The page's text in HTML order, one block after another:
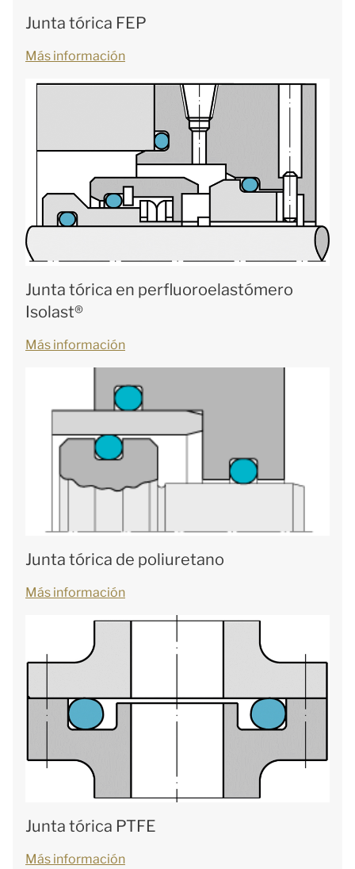
Junta tórica FEP
Más información
Junta tórica en perfluoroelastómero
Isolast®
Más información
Junta tórica de poliuretano
Más información
Junta tórica PTFE
Más información